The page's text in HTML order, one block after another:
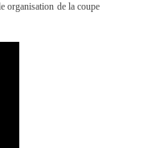
organisation de la coupe